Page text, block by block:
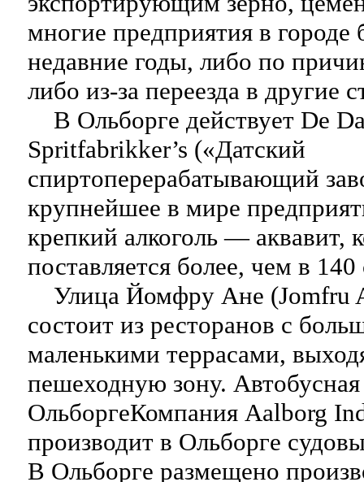
многие предприятия в
недавние годы, либо по
либо из-за переезда в другие
В Ольборге действует De
Spritfabrikker’s («Датский
спиртоперерабатывающий
крупнейшее в мире
крепкий алкоголь — аквавит,
поставляется более, чем в 140
Улица Йомфру Ане (Jomfru
состоит из ресторанов с
маленькими террасами,
пешеходную зону. Автобусная
ОльборгеКомпания Aalborg
производит в Ольборге
В Ольборге размещено